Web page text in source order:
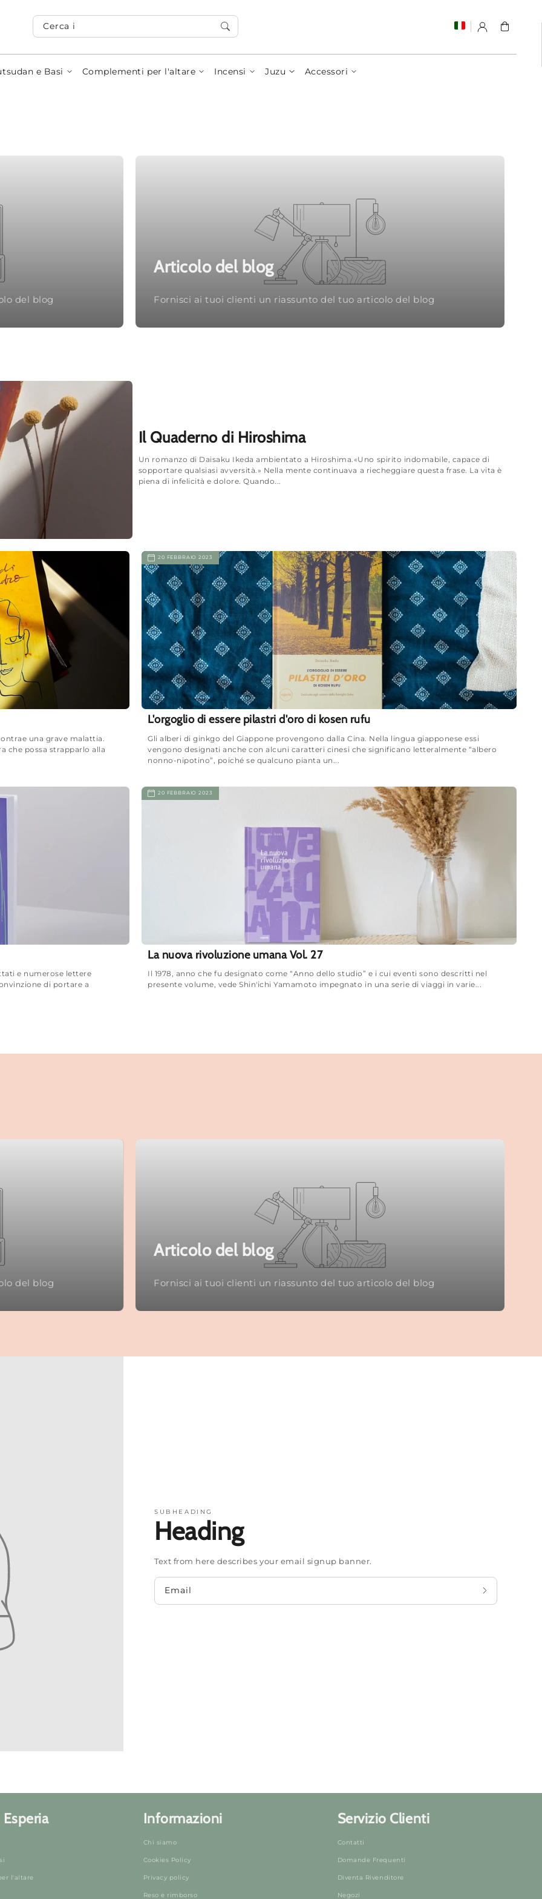
Cerca i tuoi articoli...
e Basi Complementi per l'altare Incensi Juzu Accessori
Carrello
del blog
Articolo del blog
Fornisci ai tuoi clienti un riassunto del tuo articolo del blog
Il Quaderno di Hiroshima
Un romanzo di Daisaku Ikeda ambientato a Hiroshima.«Uno spirito indomabile, capace di
sopportare qualsiasi avversità.» Nella mente continuava a riecheggiare questa frase. La vita è
piena di infelicità e dolore. Quando...
una grave malattia.
che possa strapparlo alla
20 FEBBRAIO 2023
L'orgoglio di essere pilastri d'oro di kosen rufu
Gli alberi di ginkgo del Giappone provengono dalla Cina. Nella lingua giapponese essi
vengono designati anche con alcuni caratteri cinesi che significano letteralmente “albero
nonno-nipotino”, poiché se qualcuno pianta un...
e numerose lettere
di portare a
20 FEBBRAIO 2023
La nuova rivoluzione umana Vol. 27
Il 1978, anno che fu designato come “Anno dello studio” e i cui eventi sono descritti nel
presente volume, vede Shin'ichi Yamamoto impegnato in una serie di viaggi in varie...
del blog
Articolo del blog
Fornisci ai tuoi clienti un riassunto del tuo articolo del blog
SUBHEADING
Heading
Text from here describes your email signup banner.
Email
l'altare
Informazioni
Chi siamo
Cookies Policy
Privacy policy
Reso e rimborso
Servizio Clienti
Contatti
Domande Frequenti
Diventa Rivenditore
Negozi